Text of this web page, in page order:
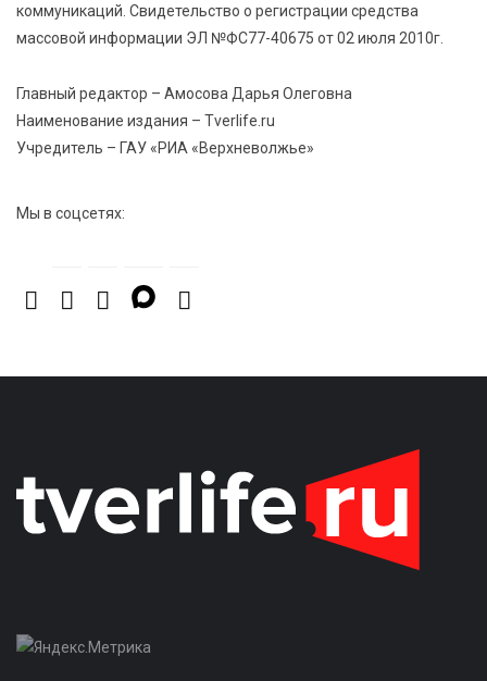
инспекторы ГИБДД напомнили школьникам
правила безопасности в автобусах
коммуникаций. Свидетельство о регистрации средства
массовой информации ЭЛ №ФС77-40675 от 02 июля 2010г.
Главный редактор – Амосова Дарья Олеговна
Наименование издания – Tverlife.ru
Учредитель – ГАУ «РИА «Верхневолжье»
Мы в соцсетях: